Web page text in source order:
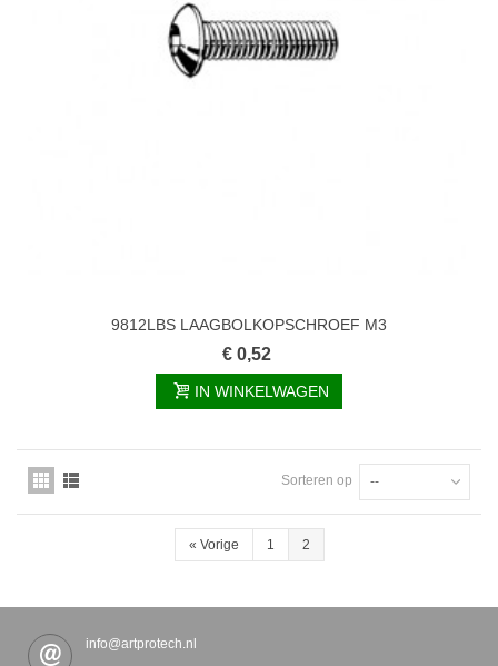
9812LBS LAAGBOLKOPSCHROEF M3
€ 0,52
IN WINKELWAGEN
Sorteren op --
« Vorige 1 2
info@artprotech.nl